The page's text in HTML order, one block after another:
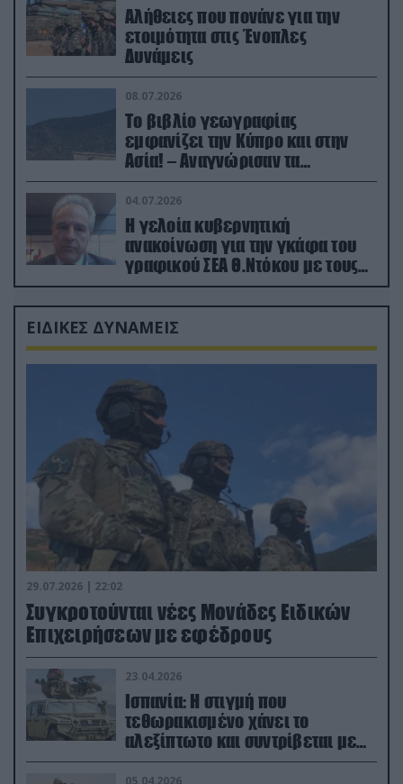
Αλήθειες που πονάνε για την
ετοιμότητα στις Ένοπλες
Δυνάμεις
08.07.2026
Το βιβλίο γεωγραφίας
εμφανίζει την Κύπρο και στην
Ασία! – Αναγνώρισαν τα
κατεχόμενα; (φωτο)
04.07.2026
Η γελοία κυβερνητική
ανακοίνωση για την γκάφα του
γραφικού ΣΕΑ Θ.Ντόκου με τους
Ρώσους φαρσέρ
ΕΙΔΙΚΕΣ ΔΥΝΑΜΕΙΣ
29.07.2026 | 22:02
Συγκροτούνται νέες Μονάδες Ειδικών
Επιχειρήσεων με εφέδρους
23.04.2026
Ισπανία: Η στιγμή που
τεθωρακισμένο χάνει το
αλεξίπτωτο και συντρίβεται με
ορμή στο έδαφος (βίντεο)
05.04.2026